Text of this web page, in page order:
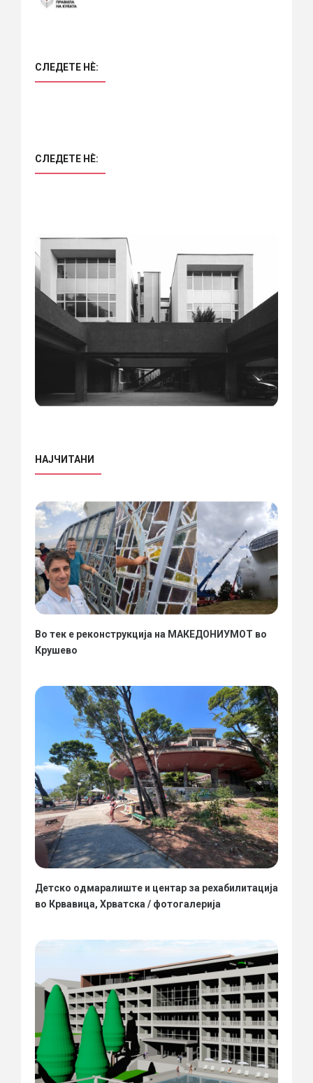
СЛЕДЕТЕ НÈ:
СЛЕДЕТЕ НÈ:
НАЈЧИТАНИ
Во тек е реконструкција на МАКЕДОНИУМОТ во
Крушево
Детско одмаралиште и центар за рехабилитација
во Крвавица, Хрватска / фотогалерија